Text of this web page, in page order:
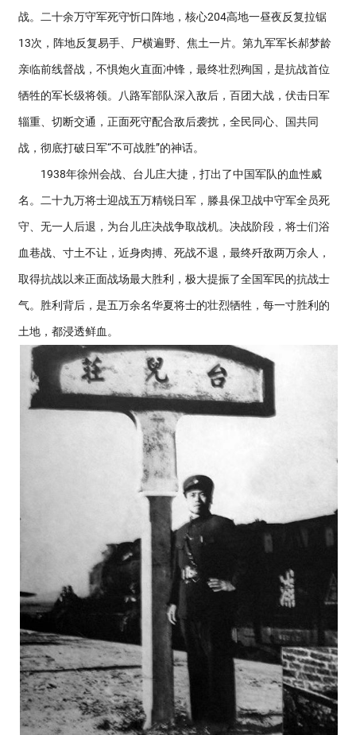
战。二十余万守军死守忻口阵地，核心204高地一昼夜反复拉锯
13次，阵地反复易手、尸横遍野、焦土一片。第九军军长郝梦龄
亲临前线督战，不惧炮火直面冲锋，最终壮烈殉国，是抗战首位
牺牲的军长级将领。八路军部队深入敌后，百团大战，伏击日军
辎重、切断交通，正面死守配合敌后袭扰，全民同心、国共同
战，彻底打破日军“不可战胜”的神话。
1938年徐州会战、台儿庄大捷，打出了中国军队的血性威
名。二十九万将士迎战五万精锐日军，滕县保卫战中守军全员死
守、无一人后退，为台儿庄决战争取战机。决战阶段，将士们浴
血巷战、寸土不让，近身肉搏、死战不退，最终歼敌两万余人，
取得抗战以来正面战场最大胜利，极大提振了全国军民的抗战士
气。胜利背后，是五万余名华夏将士的壮烈牺牲，每一寸胜利的
土地，都浸透鲜血。